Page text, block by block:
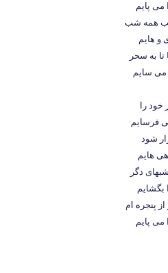
می پایم
شب همه شب
و هایم
به سحر
می سایم
را
فرسایم
شود
هایم
دگر
بگشایم
پنجره ام
می پایم